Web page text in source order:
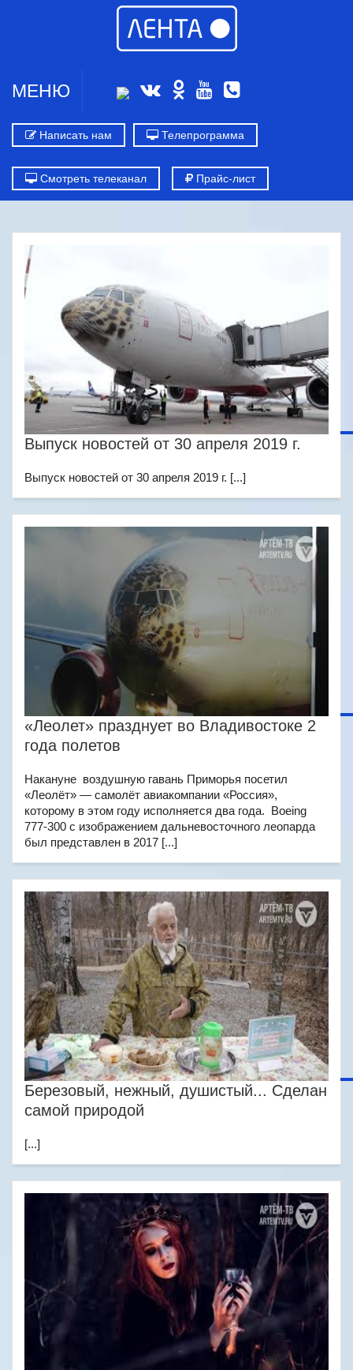
МЕНЮ
Написать нам Телепрограмма
Смотреть телеканал Прайс-лист
Выпуск новостей от 30 апреля 2019 г.
Выпуск новостей от 30 апреля 2019 г. [...]
«Леолет» празднует во Владивостоке 2
года полетов
Накануне воздушную гавань Приморья посетил
«Леолёт» — самолёт авиакомпании «Россия»,
которому в этом году исполняется два года. Boeing
777-300 с изображением дальневосточного леопарда
был представлен в 2017 [...]
Березовый, нежный, душистый... Сделан
самой природой
[...]